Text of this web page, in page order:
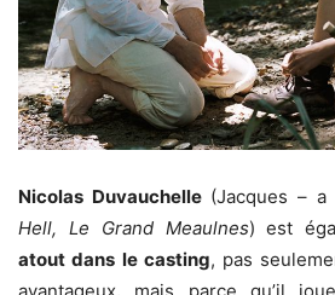
Nicolas Duvauchelle(Jacques – a
Hell, Le Grand Meaulnes) est
atout dans le casting, pas